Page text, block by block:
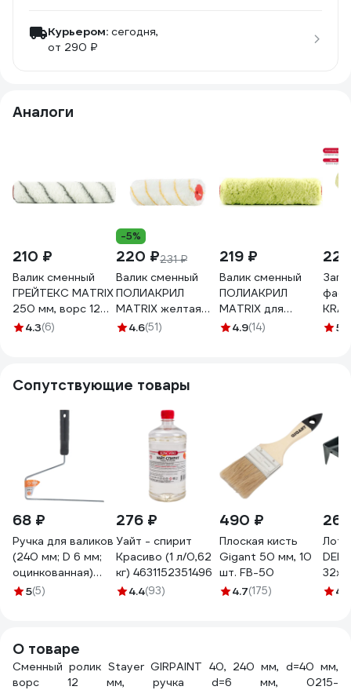
Курьером: сегодня,
от 290 ₽
Аналоги
210 ₽
Валик сменный
ГРЕЙТЕКС MATRIX
250 мм, ворс 12
мм, D 36 мм, D
4.3(6)
-5%
220 ₽231 ₽
Валик сменный
ПОЛИАКРИЛ
MATRIX желтая
полоса, 250мм,
4.6(51)
219 ₽
Валик сменный
ПОЛИАКРИЛ
MATRIX для
фасадных работ,
4.9(14)
мм,
5
Сопутствующие товары
68 ₽
Ручка для валиков
(240 мм; D 6 мм;
оцинкованная)
"СТАНДАРТ" Зубр
5(5)
276 ₽
Уайт - спирит
Красиво (1 л/0,62
кг) 4631152351496
4.4(93)
490 ₽
Плоская кисть
Gigant 50 мм, 10
шт. FB-50
4.7(175)
4.8
О товаре
Сменный ролик Stayer GIRPAINT 40, 240 мм, d=40 мм,
ворс 12 мм, ручка d=6 мм, 0215-